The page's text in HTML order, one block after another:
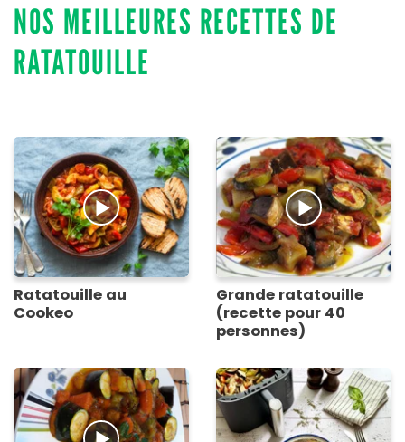
NOS MEILLEURES RECETTES DE
RATATOUILLE
Ratatouille au
Cookeo
Grande ratatouille
(recette pour 40
personnes)